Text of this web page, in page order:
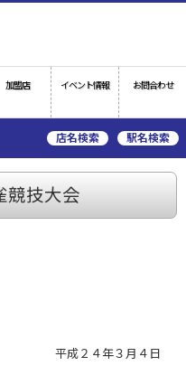
加盟店 イベント情報 お問合わせ
駅名検索
店名検索
競技大会
成２４年３月４日